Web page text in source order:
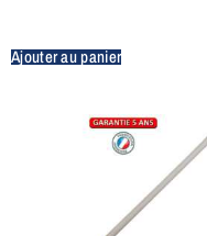
Ajouter au panier